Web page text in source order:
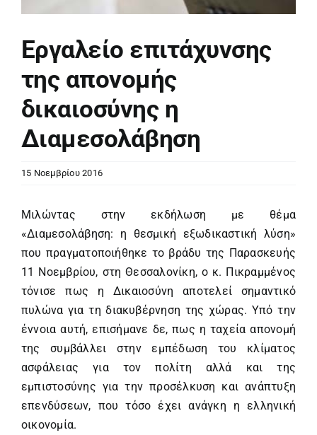
Εργαλείο επιτάχυνσης
της απονομής
δικαιοσύνης η
Διαμεσολάβηση
15 Νοεμβρίου 2016
Μιλώντας στην εκδήλωση με θέμα
«Διαμεσολάβηση: η θεσμική εξωδικαστική λύση»
που πραγματοποιήθηκε το βράδυ της Παρασκευής
11 Νοεμβρίου, στη Θεσσαλονίκη, ο κ. Πικραμμένος
τόνισε πως η Δικαιοσύνη αποτελεί σημαντικό
πυλώνα για τη διακυβέρνηση της χώρας. Υπό την
έννοια αυτή, επισήμανε δε, πως η ταχεία απονομή
της συμβάλλει στην εμπέδωση του κλίματος
ασφάλειας για τον πολίτη αλλά και της
εμπιστοσύνης για την προσέλκυση και ανάπτυξη
επενδύσεων, που τόσο έχει ανάγκη η ελληνική
οικονομία.